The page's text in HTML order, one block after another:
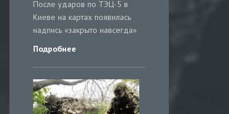
После ударов по ТЭЦ-5 в
Киеве на картах появилась
надпись «закрыто навсегда»
Подробнее